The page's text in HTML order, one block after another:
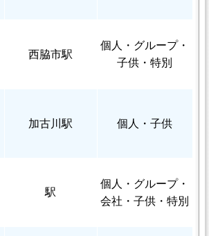
西脇市駅
個人
・グループ・
子供・特別
加古川駅 個人 ・子供
駅
個人
・グループ・
会社・子供・特別